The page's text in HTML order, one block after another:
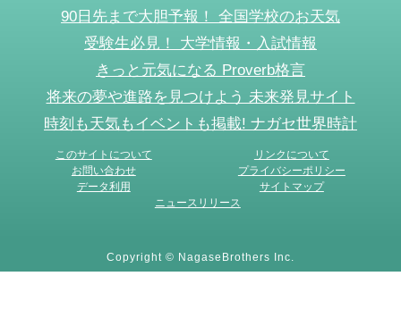
90日先まで大胆予報！ 全国学校のお天気
受験生必見！ 大学情報・入試情報
きっと元気になる Proverb格言
将来の夢や進路を見つけよう 未来発見サイト
時刻も天気もイベントも掲載! ナガセ世界時計
このサイトについて
リンクについて
お問い合わせ
プライバシーポリシー
データ利用
サイトマップ
ニュースリリース
Copyright © NagaseBrothers Inc.